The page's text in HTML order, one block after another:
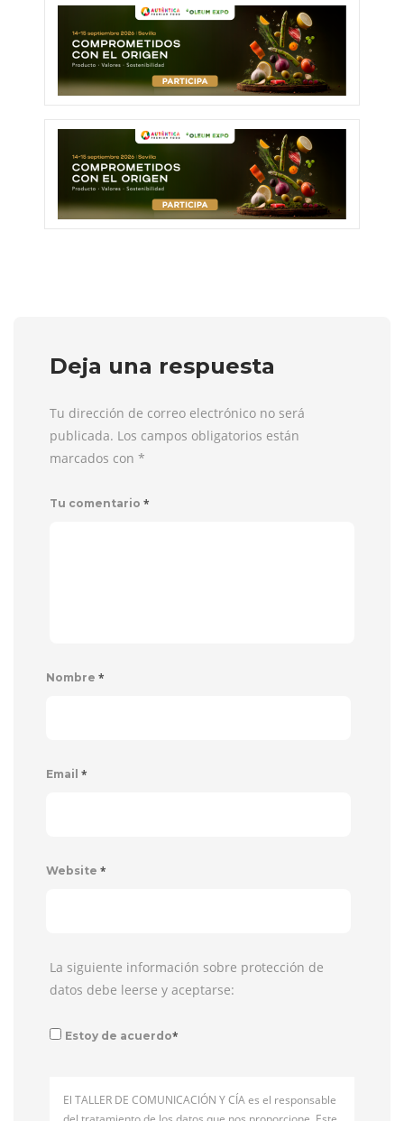
Deja una respuesta
Tu dirección de correo electrónico no será
publicada. Los campos obligatorios están
marcados con *
Tu comentario *
Nombre *
Email *
Website *
La siguiente información sobre protección de
datos debe leerse y aceptarse:
Estoy de acuerdo*
El TALLER DE COMUNICACIÓN Y CÍA es el responsable